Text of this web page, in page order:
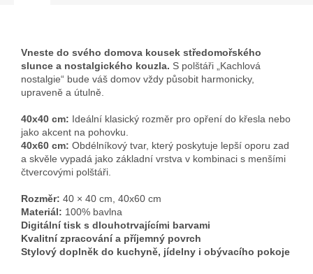
Vneste do svého domova kousek středomořského
slunce a nostalgického kouzla. S polštáři „Kachlová
nostalgie“ bude váš domov vždy působit harmonicky,
upraveně a útulně.
40x40 cm: Ideální klasický rozměr pro opření do křesla nebo
jako akcent na pohovku.
40x60 cm: Obdélníkový tvar, který poskytuje lepší oporu zad
a skvěle vypadá jako základní vrstva v kombinaci s menšími
čtvercovými polštáři.
Rozměr: 40 × 40 cm, 40x60 cm
Materiál: 100% bavlna
Digitální tisk s dlouhotrvajícími barvami
Kvalitní zpracování a příjemný povrch
Stylový doplněk do kuchyně, jídelny i obývacího pokoje